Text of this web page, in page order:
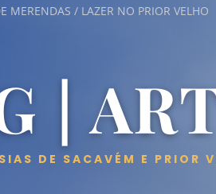
MERENDAS / LAZER NO PRIOR VELHO
|
DE SACAVÉM E PRIOR